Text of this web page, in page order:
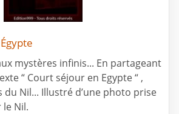
mystères infinis... En partageant
“ Court séjour en Egypte “ ,
du Nil... Illustré d’une photo prise
le Nil.